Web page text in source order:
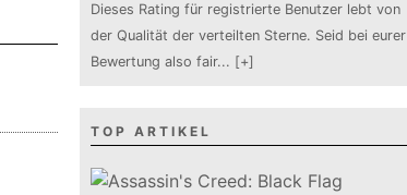
Dieses Rating für registrierte Benutzer lebt von
der Qualität der verteilten Sterne. Seid bei eurer
Bewertung also fair... [+]
TOP ARTIKEL